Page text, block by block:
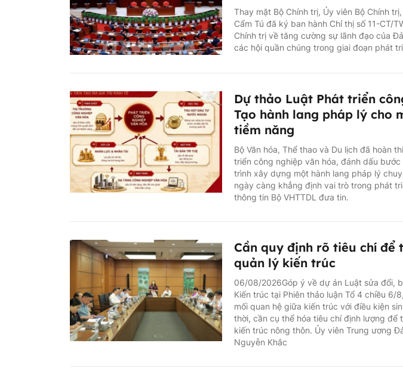
Thay mặt Bộ Chính trị, Ủy viên Bộ Chính
Cẩm Tú đã ký ban hành Chỉ thị số 11-CT/
Chính trị về tăng cường sự lãnh đạo của
các hội quần chúng trong giai đoạn phát
Dự thảo Luật Phát triển
Tạo hành lang pháp lý cho
tiềm năng
Bộ Văn hóa, Thể thao và Du lịch đã hoàn
triển công nghiệp văn hóa, đánh dấu
trình xây dựng một hành lang pháp lý
ngày càng khẳng định vai trò trong phát
thông tin Bộ VHTTDL đưa tin.
Cần quy định rõ tiêu chí để
quản lý kiến trúc
06/08/2026Góp ý về dự án Luật sửa đổi,
Kiến trúc tại Phiên thảo luận Tổ 4 chiều 6/
mối quan hệ giữa kiến trúc với điều kiện
thời, cần cụ thể hóa tiêu chí định lượng để
kiến trúc nông thôn. Ủy viên Trung ương
Nguyễn Khắc